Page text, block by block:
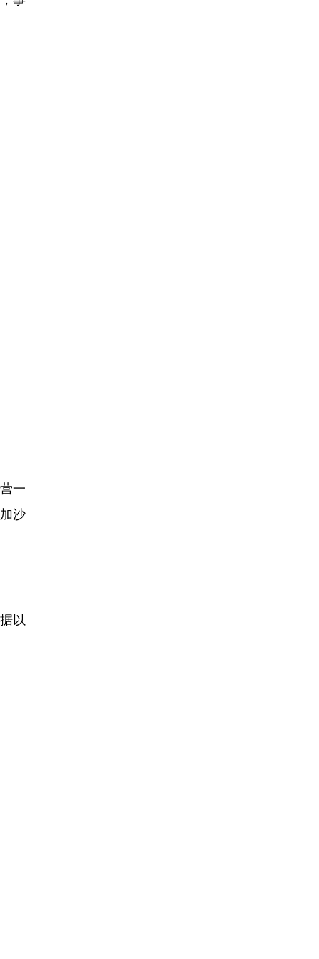
一
沙
以